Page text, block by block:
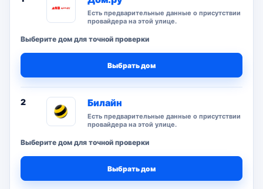
Есть предварительные данные о присутствии
провайдера на этой улице.
Выберите дом для точной проверки
Выбрать дом
2 Билайн
Есть предварительные данные о присутствии
провайдера на этой улице.
Выберите дом для точной проверки
Выбрать дом